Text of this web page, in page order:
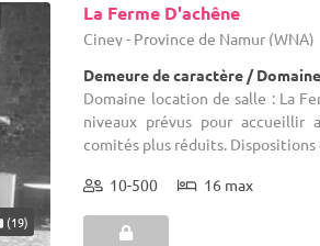
(19)
La Ferme D'achêne
Ciney - Province de Namur (WNA)
Demeure de caractère / Domaine
Domaine location de salle : La
niveaux prévus pour accueillir
comités plus réduits. Dispositions
10-500 16 max